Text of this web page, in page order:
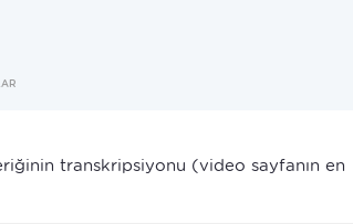
transkripsiyonu (video sayfanın en